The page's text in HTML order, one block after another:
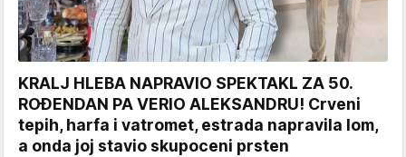
KRALJ HLEBA NAPRAVIO SPEKTAKL ZA 50.
ROĐENDAN PA VERIO ALEKSANDRU! Crveni
tepih, harfa i vatromet, estrada napravila lom,
a onda joj stavio skupoceni prsten